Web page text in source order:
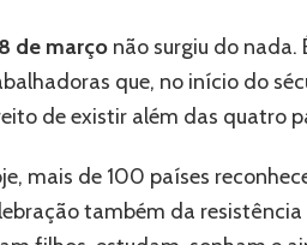
8 de março não surgiu do
que, no início do
de existir além das quatro
mais de 100 países
também da